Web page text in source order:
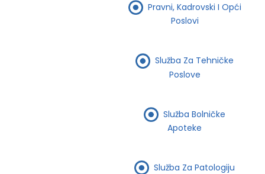
Pravni, Kadrovski I Opći
Poslovi
Služba Za Tehničke
Poslove
Služba Bolničke
Apoteke
Služba Za Patologiju